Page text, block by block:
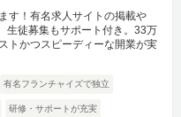
す！有名求人サイトの掲載や
生徒募集もサポート付き。33万
トかつスピーディーな開業が実
有名フランチャイズで独立
研修・サポートが充実